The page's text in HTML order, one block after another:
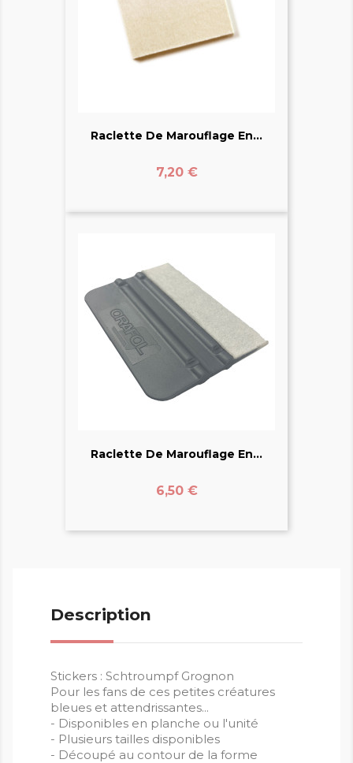
Raclette De Marouflage En...
Prix
7,20 €
Raclette De Marouflage En...
Prix
6,50 €
Description
Stickers : Schtroumpf Grognon
Pour les fans de ces petites créatures
bleues et attendrissantes...
- Disponibles en planche ou l'unité
- Plusieurs tailles disponibles
- Découpé au contour de la forme